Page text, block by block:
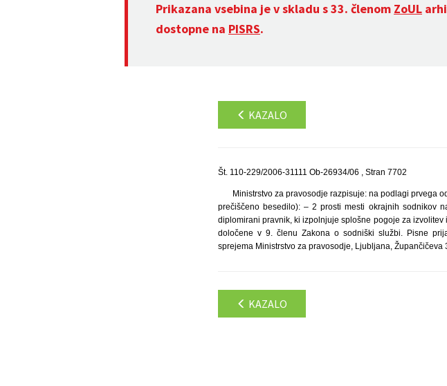
Prikazana vsebina je v skladu s 33. členom ZoUL
dostopne na PISRS.
KAZALO
Št. 110-229/2006-31111 Ob-26934/06 , Stran 7702
Ministrstvo za pravosodje razpisuje: na podlagi prvega
prečiščeno besedilo): – 2 prosti mesti okrajnih sodnikov
diplomirani pravnik, ki izpolnjuje splošne pogoje za
določene v 9. členu Zakona o sodniški službi. Pisne
sprejema Ministrstvo za pravosodje, Ljubljana, Župančičeva
KAZALO